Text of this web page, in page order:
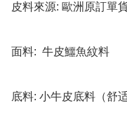
皮料來源: 歐洲原訂單
面料:  牛皮鱷魚紋料
底料: 小牛皮底料（舒